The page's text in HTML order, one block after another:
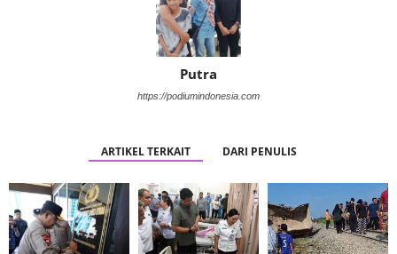
Putra
https://podiumindonesia.com
ARTIKEL TERKAIT DARI PENULIS